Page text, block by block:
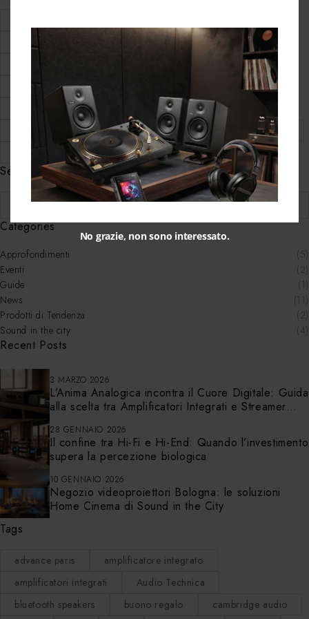
audio technica
hi-fi bologna
hifidelityroma2025
musica liquida
negozio hi-fi bologna
offerte hi-fi bologna
pro-ject
Streamer audio
Search
Categories
Approfondimenti
(5)
Eventi
(2)
Guide
(1)
News
(11)
Prodotti di Tendenza
(2)
Sound in the city
(4)
Recent Posts
3 MARZO 2026
L’Anima Analogica incontra il Cuore Digitale: Guida
alla scelta tra Amplificatori Integrati e Streamer
28 GENNAIO 2026
Il confine tra Hi-Fi e Hi-End: Quando l’investimento
supera la percezione biologica
10 GENNAIO 2026
Negozio videoproiettori Bologna: le soluzioni
Home Cinema di Sound in the City
Tags
advance paris
amplificatore integrato
amplificatori integrati
Audio Technica
bluetooth speakers
buono regalo cambridge audio
No grazie, non sono interessato.